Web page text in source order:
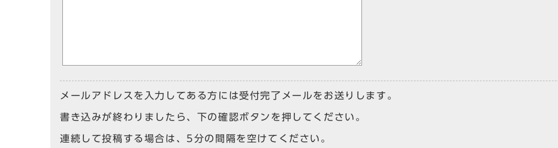
メールアドレスを入力してある方には受付完了メールをお送りします。
書き込みが終わりましたら、下の確認ボタンを押してください。
連続して投稿する場合は、5分の間隔を空けてください。